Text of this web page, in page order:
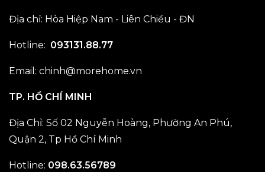
Địa chỉ: Hòa Hiệp Nam - Liên Chiều - ĐN
Hotline: 093131.88.77
Email: chinh@morehome.vn
TP. HỒ CHÍ MINH
Địa Chỉ: Số 02 Nguyễn Hoàng, Phường An Phú,
Quận 2, Tp Hồ Chí Minh
Hotline: 098.63.56789